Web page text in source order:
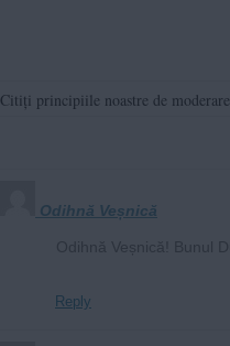
Citiți principiile noastre de moderare
Odihnă Veșnică
Reply